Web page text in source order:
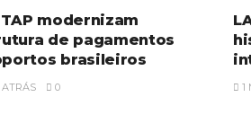
modernizam
de pagamentos
brasileiros
0 1